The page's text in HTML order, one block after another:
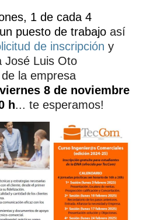
1 de cada 4
puesto de trabajo así
de inscripción y
José Luis Oto
la empresa
viernes 8 de noviembre
h... te esperamos!